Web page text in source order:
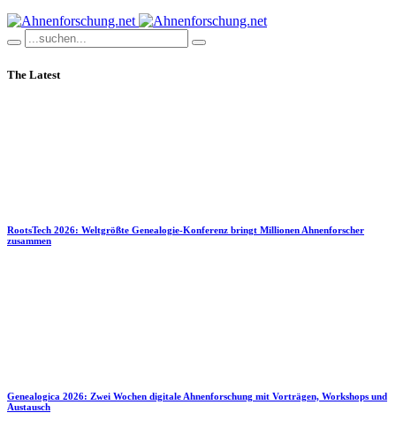
The Latest
RootsTech 2026: Weltgrößte Genealogie-Konferenz bringt Millionen Ahnenforscher
zusammen
Genealogica 2026: Zwei Wochen digitale Ahnenforschung mit Vorträgen, Workshops und
Austausch